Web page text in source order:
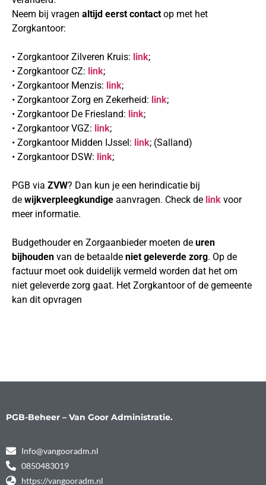
Neem bij vragen altijd eerst contact op met het
Zorgkantoor:
• Zorgkantoor Zilveren Kruis: link;
• Zorgkantoor CZ: link;
• Zorgkantoor Menzis: link;
• Zorgkantoor Zorg en Zekerheid: link;
• Zorgkantoor De Friesland: link;
• Zorgkantoor VGZ: link;
• Zorgkantoor Midden IJssel: link; (Salland)
• Zorgkantoor DSW: link;
PGB via ZVW? Dan kun je een herindicatie bij
de wijkverpleegkundige aanvragen. Check de link voor
meer informatie.
Budgethouder en Zorgaanbieder moeten de uren
bijhouden van de betaalde niet geleverde zorg. Op de
factuur moet ook duidelijk vermeld worden dat het om
niet geleverde zorg gaat. Het Zorgkantoor of de gemeente
kan dit opvragen
PGB-Beheer – Van Goor Administratie.
Info@vangooradm.nl
0850483019
https://vangooradm.nl